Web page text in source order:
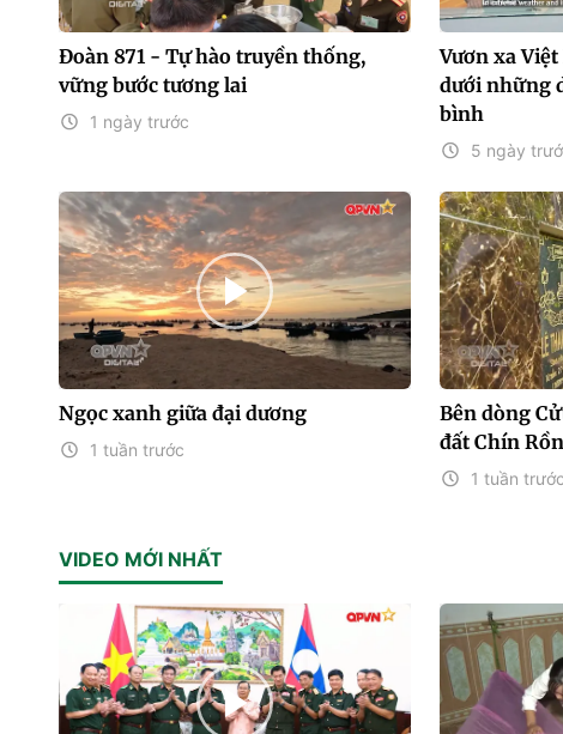
Đoàn 871 - Tự hào truyền thống,
vững bước tương lai
1 ngày trước
Vươn xa
dưới những
bình
5 ngày
Ngọc xanh giữa đại dương
1 tuần trước
Bên dòng
đất Chín
1 tuần trước
VIDEO MỚI NHẤT